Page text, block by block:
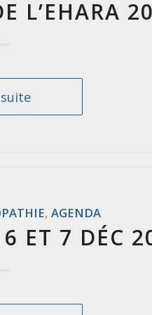
L’EHARA
, AGENDA
ET 7 DÉC